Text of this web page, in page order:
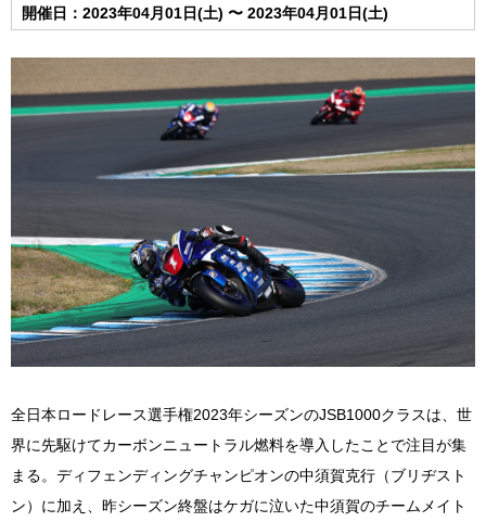
開催日：2023年04月01日(土) 〜 2023年04月01日(土)
全日本ロードレース選手権2023年シーズンのJSB1000クラスは、世
界に先駆けてカーボンニュートラル燃料を導入したことで注目が集
まる。ディフェンディングチャンピオンの中須賀克行（ブリヂスト
ン）に加え、昨シーズン終盤はケガに泣いた中須賀のチームメイト